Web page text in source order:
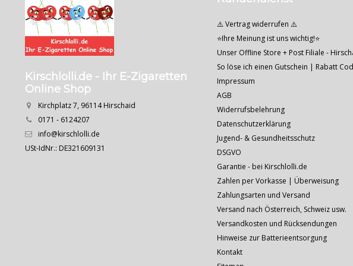
Kirschlolli.de - Ihr E-Zigaretten
Online Shop
Kirchplatz 7, 96114 Hirschaid
0171 - 6124207
info@kirschlolli.de
USt-IdNr.: DE321609131
⚠️ Vertrag widerrufen ⚠️
⭐Ihre Meinung ist uns wichtig!⭐
Unser Offline Store + Post Filiale -
So löse ich einen Gutschein | Rabatt
Impressum
AGB
Widerrufsbelehrung
Datenschutzerklärung
Jugend- & Gesundheitsschutz
DSGVO
Garantie - bei Kirschlolli.de
Zahlen per Vorkasse | Überweisung
Zahlungsarten und Versand
Versand nach Österreich, Schweiz usw.
Versandkosten und Rücksendungen
Hinweise zur Batterieentsorgung
Kontakt